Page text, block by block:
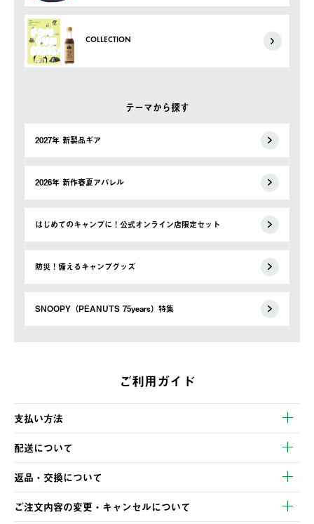
COLLECTION
テーマから探す
2027年 新製品ギア
2026年 新作春夏アパレル
はじめてのキャンプに！公式オンライン店限定セット
防災！備えるキャンプグッズ
SNOOPY（PEANUTS 75years）特集
ご利用ガイド
支払い方法
以下のいずれかの方法でお支払いいただけます。
・クレジットカード決済
・コンビニ決済
・Pay-easy決済
配送について
【発送スケジュール】
ご注文・ご入金完了より2営業日以内に商品を発送いたします。
土日祝の発送はございませんので、木曜日以降のご注文は週明け
の発送となる場合がございます。
返品・交換について
※お客様都合の場合
ご注文内容の変更・キャンセルについて